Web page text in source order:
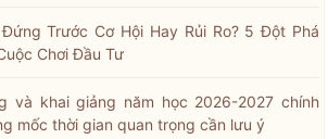
Trước Cơ Hội Hay Rủi Ro? 5 Đột Phá
Chơi Đầu Tư
và khai giảng năm học 2026-2027 chính
mốc thời gian quan trọng cần lưu ý